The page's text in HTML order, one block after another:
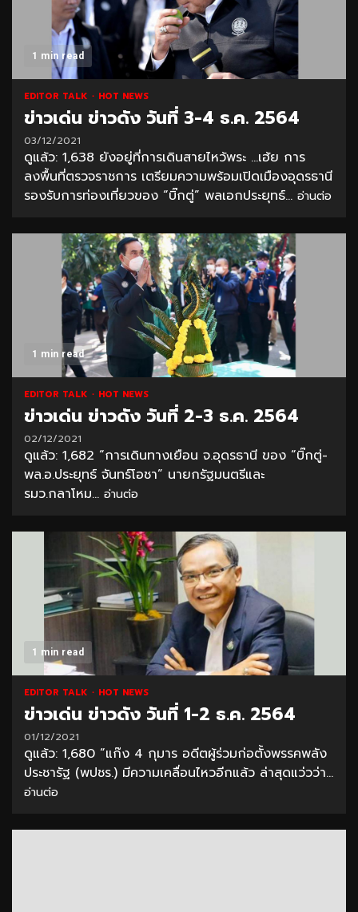
1 min read
EDITOR TALK HOT NEWS
ข่าวเด่น ข่าวดัง วันที่ 3-4 ธ.ค. 2564
03/12/2021
ดูแล้ว: 1,638 ยังอยู่ที่การเดินสายไหว้พระ …เฮ้ย การ
ลงพื้นที่ตรวจราชการ เตรียมความพร้อมเปิดเมืองอุดรธานี
รองรับการท่องเที่ยวของ “บิ๊กตู่” พลเอกประยุทธ์... อ่านต่อ
1 min read
EDITOR TALK HOT NEWS
ข่าวเด่น ข่าวดัง วันที่ 2-3 ธ.ค. 2564
02/12/2021
ดูแล้ว: 1,682 “การเดินทางเยือน จ.อุดรธานี ของ “บิ๊กตู่-
พล.อ.ประยุทธ์ จันทร์โอชา” นายกรัฐมนตรีและ
รมว.กลาโหม... อ่านต่อ
1 min read
EDITOR TALK HOT NEWS
ข่าวเด่น ข่าวดัง วันที่ 1-2 ธ.ค. 2564
01/12/2021
ดูแล้ว: 1,680 “แก๊ง 4 กุมาร อดีตผู้ร่วมก่อตั้งพรรคพลัง
ประชารัฐ (พปชร.) มีความเคลื่อนไหวอีกแล้ว ล่าสุดแว่วว่า...
อ่านต่อ